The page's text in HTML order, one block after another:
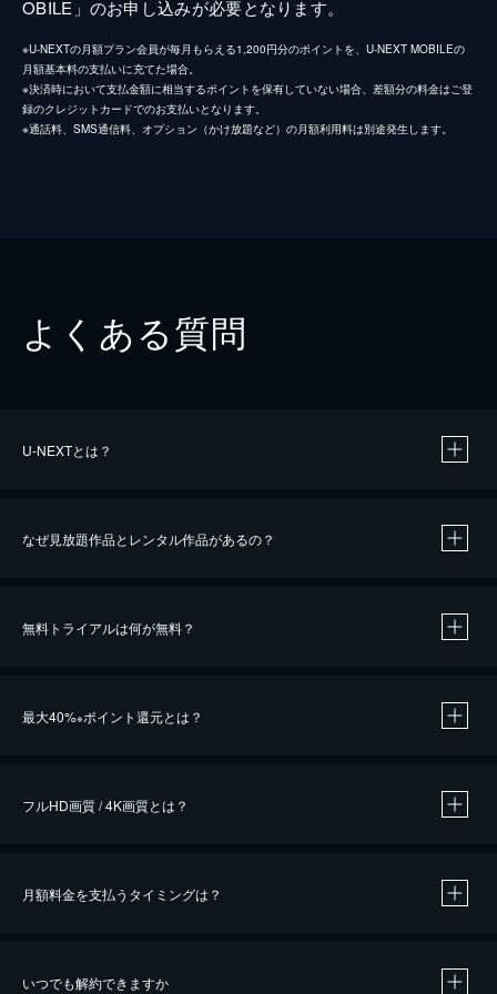
OBILE」のお申し込みが必要となります。
※U-NEXTの月額プラン会員が毎月もらえる1,200円分のポイントを、U-NEXT MOBILEの
月額基本料の支払いに充てた場合。
※決済時において支払金額に相当するポイントを保有していない場合、差額分の料金はご登
録のクレジットカードでのお支払いとなります。
※通話料、SMS通信料、オプション（かけ放題など）の月額利用料は別途発生します。
よくある質問
U-NEXTとは？
なぜ見放題作品とレンタル作品があるの？
無料トライアルは何が無料？
最大40%※ポイント還元とは？
※40％ポイント還元の対象は、クレジットカード決済による作品の購入 / レンタルです。
フルHD画質 / 4K画質とは？
月額料金を支払うタイミングは？
いつでも解約できますか